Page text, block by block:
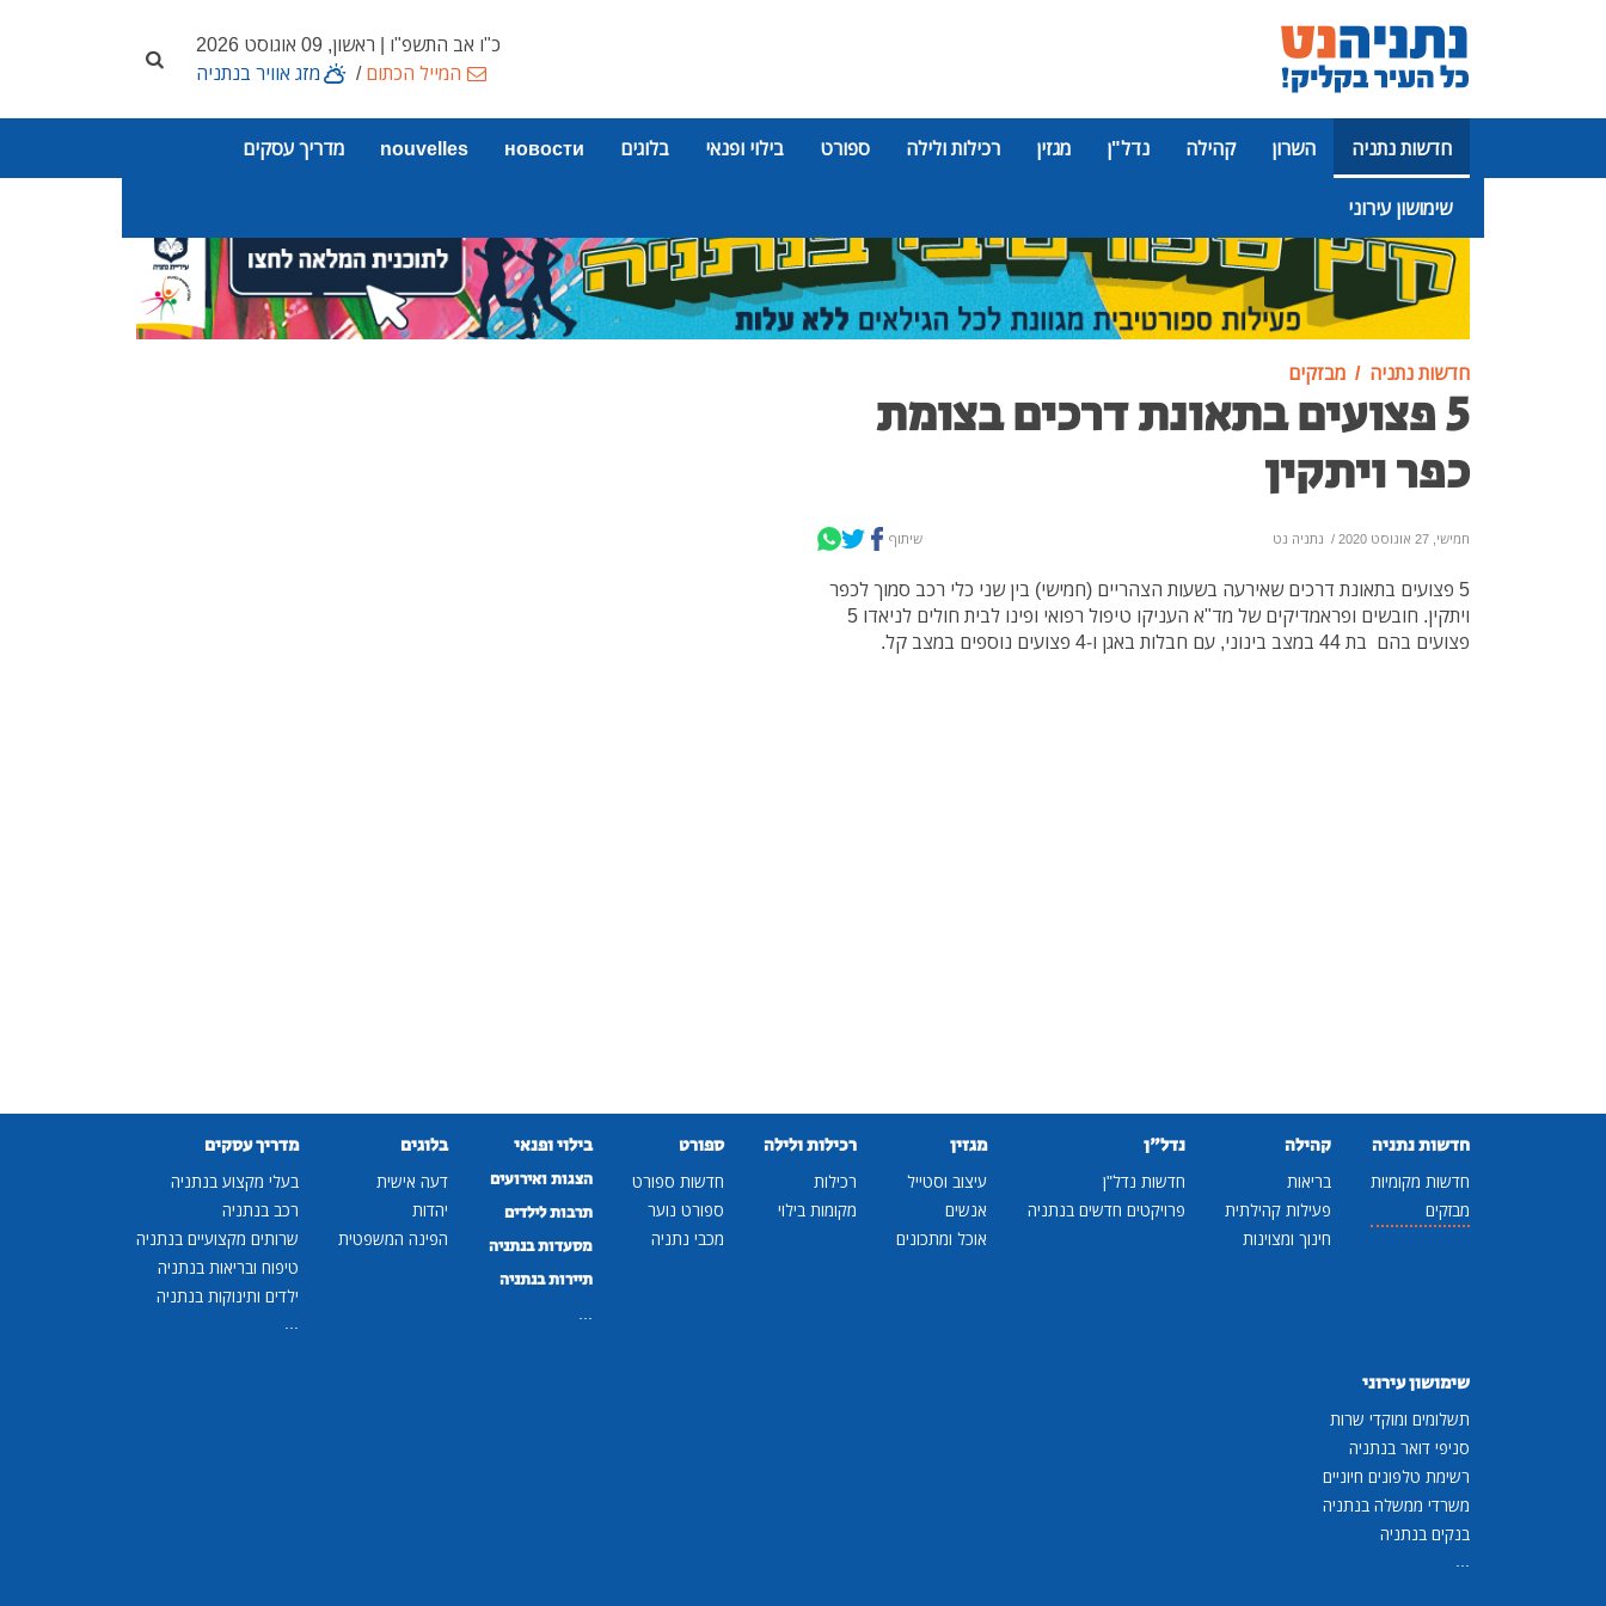
כ"ו אב התשפ"ו | ראשון, 09 אוגוסט 2026
המייל הכתום/ מזג אוויר בנתניה
חדשות נתניה השרון קהילה נדל"ן מגזין רכילות ולילה ספורט בילוי ופנאי בלוגים новости
nouvelles מדריך עסקים
שימושון עירוני
פרסומת
חדשות נתניה מבזקים
5 פצועים בתאונת דרכים בצומת
כפר ויתקין
חמישי, 27 אוגוסט 2020 / נתניה נט שיתוף
5 פצועים בתאונת דרכים שאירעה בשעות הצהריים (חמישי) בין שני כלי רכב סמוך לכפר
ויתקין. חובשים ופראמדיקים של מד"א העניקו טיפול רפואי ופינו לבית חולים לניאדו 5
פצועים בהם בת 44 במצב בינוני, עם חבלות באגן ו-4 פצועים נוספים במצב קל.
חדשות נתניה
חדשות מקומיות
מבזקים
קהילה
בריאות
פעילות קהילתית
חינוך ומצוינות
נדל"ן
חדשות נדל"ן
פרויקטים חדשים בנתניה
מגזין
עיצוב וסטייל
אנשים
אוכל ומתכונים
רכילות ולילה
רכילות
מקומות בילוי
ספורט
חדשות ספורט
ספורט נוער
מכבי נתניה
בילוי ופנאי
הצגות ואירועים
תרבות לילדים
מסעדות בנתניה
תיירות בנתניה
...
בלוגים
דעה אישית
יהדות
הפינה המשפטית
מדריך עסקים
בעלי מקצוע בנתניה
רכב בנתניה
שרותים מקצועיים בנתניה
טיפוח ובריאות בנתניה
ילדים ותינוקות בנתניה
...
שימושון עירוני
תשלומים ומוקדי שרות
סניפי דואר בנתניה
רשימת טלפונים חיוניים
משרדי ממשלה בנתניה
בנקים בנתניה
...